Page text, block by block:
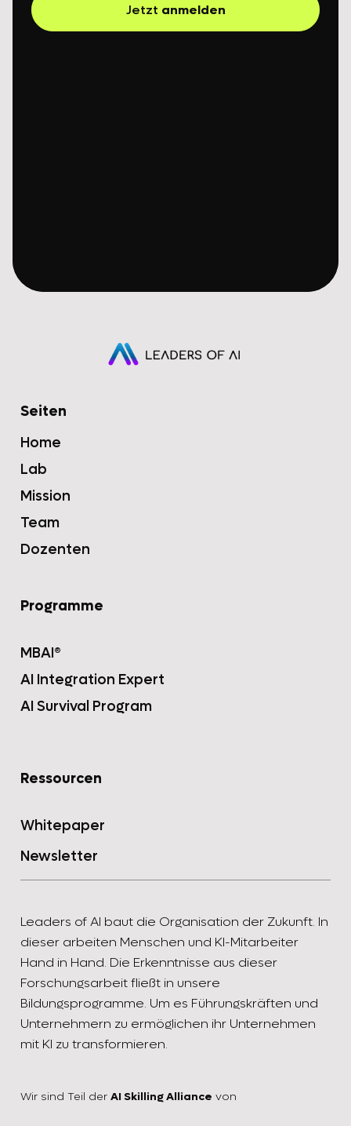
Jetzt anmelden
Seiten
Home
Lab
Mission
Team
Dozenten
Programme
MBAI®
AI Integration Expert
AI Survival Program
Ressourcen
Whitepaper
Newsletter
Leaders of AI baut die Organisation der Zukunft. In
dieser arbeiten Menschen und KI-Mitarbeiter
Hand in Hand. Die Erkenntnisse aus dieser
Forschungsarbeit fließt in unsere
Bildungsprogramme. Um es Führungskräften und
Unternehmern zu ermöglichen ihr Unternehmen
mit KI zu transformieren.
Wir sind Teil der AI Skilling Alliance von